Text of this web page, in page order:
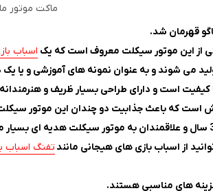
ماکت موتور
اسباب
شوند و به عنوان نمونه های آموزشی و یا یک
کیفیت است و دارای طراحی بسیار ظریف و
است که باعث جذابیت دو چندان این موتور
از اسباب بازی های هیجانی مانند تفنگ اسباب
های مناسبی هستند.